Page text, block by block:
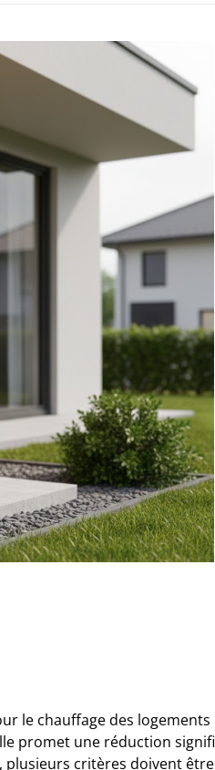
le chauffage des logements
promet une réduction
plusieurs critères doivent